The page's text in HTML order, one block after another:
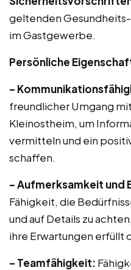
geltenden
im Gastgewerbe.
Persönliche
–
freundlicher Umgang
Kleinostheim, um
vermitteln und ein
schaffen.
– Aufmerksamkeit und
Fähigkeit, die
und auf Details zu
ihre Erwartungen erfüllt
– Teamfähigkeit: